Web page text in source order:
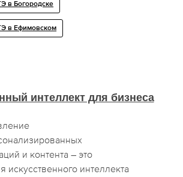
в Богородске
в Ефимовском
интеллект для бизнеса
и контента – это
искусственного интеллекта